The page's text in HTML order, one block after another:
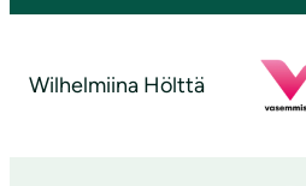
Wilhelmiina Hölttä